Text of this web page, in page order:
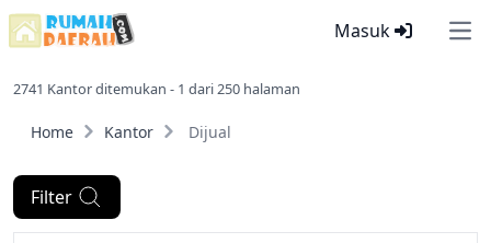
Masuk
2741 Kantor ditemukan - 1 dari 250 halaman
Home Kantor Dijual
Filter